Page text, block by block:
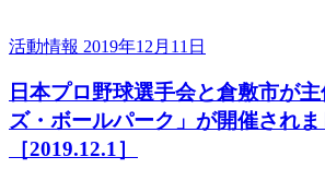
活動情報 2019年12月11日
日本プロ野球選手会と倉敷市が
ズ・ボールパーク」が開催されま
［2019.12.1］